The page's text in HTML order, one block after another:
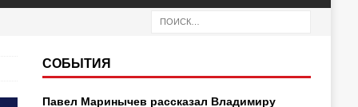
СОБЫТИЯ
Павел Маринычев рассказал Владимиру